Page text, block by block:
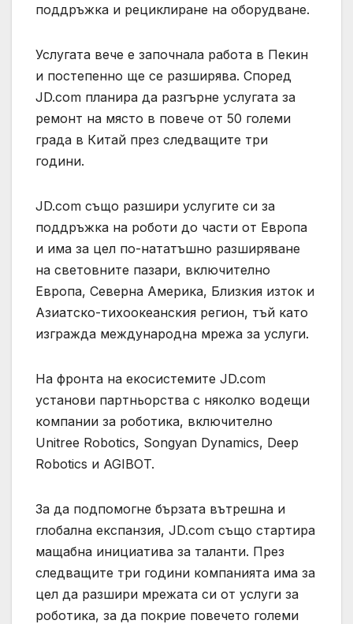
поддръжка и рециклиране на оборудване.
Услугата вече е започнала работа в Пекин
и постепенно ще се разширява. Според
JD.com планира да разгърне услугата за
ремонт на място в повече от 50 големи
града в Китай през следващите три
години.
JD.com също разшири услугите си за
поддръжка на роботи до части от Европа
и има за цел по-нататъшно разширяване
на световните пазари, включително
Европа, Северна Америка, Близкия изток и
Азиатско-тихоокеанския регион, тъй като
изгражда международна мрежа за услуги.
На фронта на екосистемите JD.com
установи партньорства с няколко водещи
компании за роботика, включително
Unitree Robotics, Songyan Dynamics, Deep
Robotics и AGIBOT.
За да подпомогне бързата вътрешна и
глобална експанзия, JD.com също стартира
мащабна инициатива за таланти. През
следващите три години компанията има за
цел да разшири мрежата си от услуги за
роботика, за да покрие повечето големи